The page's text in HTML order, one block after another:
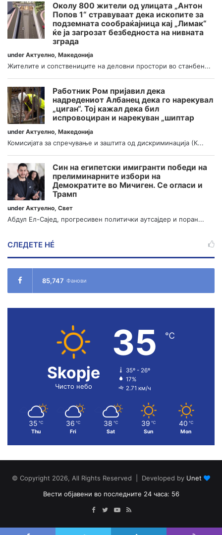
Околу 800 жители од улицата „Антон
Попов 1“ стравуваат дека ископите за
подземната сообраќајница кај „Лимак“
ќе ја загрозат безбедноста на нивната
зграда
under Актуелно, Македонија
Жителите и сопствениците на деловни простори во станбен...
Работник Ром пријавил дека
надредениот Албанец дека го нарекувал
„циган“. Тој кажал дека бил
испровоциран и нарекуван „шиптар
under Актуелно, Македонија
Комисијата за спречување и заштита од дискриминација (К...
Син на египетски имигранти победи на
прелиминарните избори на
Демократите во Мичиген. Се огласи и
Трамп
under Актуелно, Свет
Абдул Ел-Сајед, прогресивен политички аутсајдер и поран...
СЛЕДЕТЕ НÉ
85,747 Фанови
Skopje
Чисто небо
35 ℃
35º - 26º
17%
2.71 км/ч
35 ℃
Thu
36 ℃
Fri
38 ℃
Sat
39 ℃
Sun
40 ℃
Mon
© Copyright 2026, All Rights Reserved | Developed by Unet
Вести објавени во последните 24 часа: 56
Facebook
TwitterYouTube
RSS